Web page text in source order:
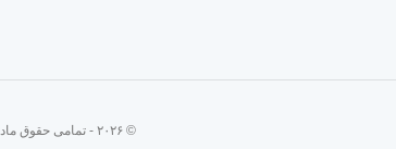
© ۲۰۲۶ - تمامی حقوق مادی و معنوی این وبسایت نزد میهن بلاکچین محفوظ است.